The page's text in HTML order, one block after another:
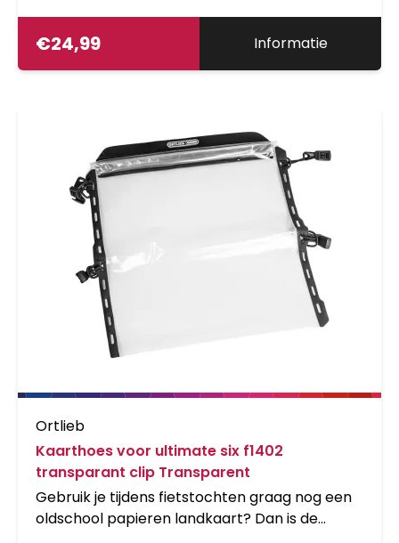
€24,99 Informatie
Ortlieb
Kaarthoes voor ultimate six f1402
transparant clip Transparent
Gebruik je tijdens fietstochten graag nog een
oldschool papieren landkaart? Dan is de